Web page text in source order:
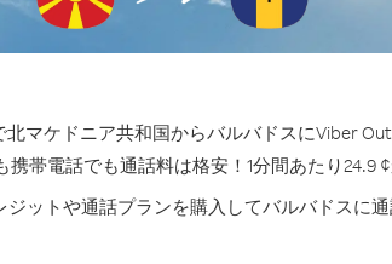
マケドニア共和国からバルバドスにViber
帯電話でも通話料は格安！1分間あたり24.9 ¢
ジットや通話プランを購入してバルバドスに通